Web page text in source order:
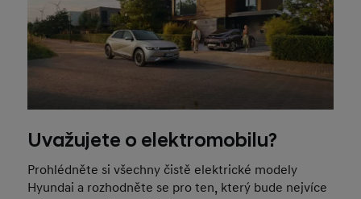
Uvažujete o elektromobilu?
Prohlédněte si všechny čistě elektrické modely
Hyundai a rozhodněte se pro ten, který bude nejvíce